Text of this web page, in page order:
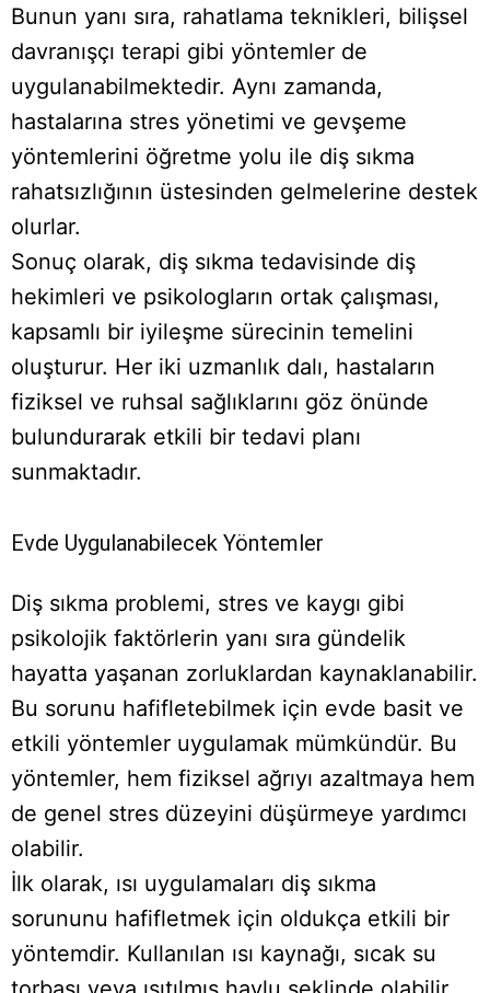
Bunun yanı sıra, rahatlama teknikleri, bilişsel
davranışçı terapi gibi yöntemler de
uygulanabilmektedir. Aynı zamanda,
hastalarına stres yönetimi ve gevşeme
yöntemlerini öğretme yolu ile diş sıkma
rahatsızlığının üstesinden gelmelerine destek
olurlar.
Sonuç olarak, diş sıkma tedavisinde diş
hekimleri ve psikologların ortak çalışması,
kapsamlı bir iyileşme sürecinin temelini
oluşturur. Her iki uzmanlık dalı, hastaların
fiziksel ve ruhsal sağlıklarını göz önünde
bulundurarak etkili bir tedavi planı
sunmaktadır.
Evde Uygulanabilecek Yöntemler
Diş sıkma problemi, stres ve kaygı gibi
psikolojik faktörlerin yanı sıra gündelik
hayatta yaşanan zorluklardan kaynaklanabilir.
Bu sorunu hafifletebilmek için evde basit ve
etkili yöntemler uygulamak mümkündür. Bu
yöntemler, hem fiziksel ağrıyı azaltmaya hem
de genel stres düzeyini düşürmeye yardımcı
olabilir.
İlk olarak, ısı uygulamaları diş sıkma
sorununu hafifletmek için oldukça etkili bir
yöntemdir. Kullanılan ısı kaynağı, sıcak su